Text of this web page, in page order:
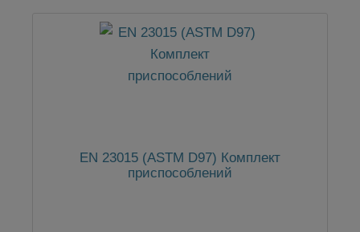
EN 23015 (ASTM D97) Комплект
приспособлений